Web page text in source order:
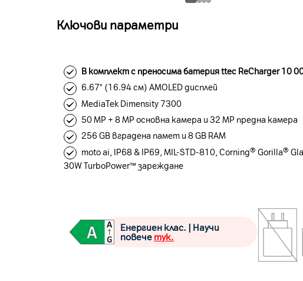
Ключови параметри
В комплект с преносима батерия ttec ReCharger 10
6.67" (16.94 см) AMOLED дисплей
MediaTek Dimensity 7300
50 MP + 8 MP основна камера и 32 MP предна камера
256 GB вградена памет и 8 GB RAM
moto ai, IP68 & IP69, MIL-STD-810, Corning® Gorilla®
30W TurboPower™ зареждане
Енергиен клас. | Научи
повече тук.